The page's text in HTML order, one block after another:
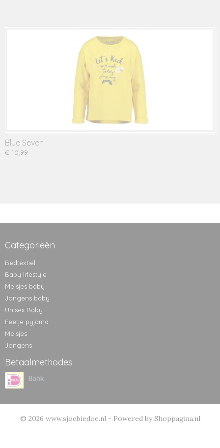
Blue Seven
€ 10,99
Categorieën
Bedtextiel
Baby lifestyle
Meisjes baby
Jongens baby
Unisex Baby
Feetje pyjama
Meisjes
Jongens
Betaalmethodes
© 2026 www.sjoebiedoe.nl - Powered by Shoppagina.nl